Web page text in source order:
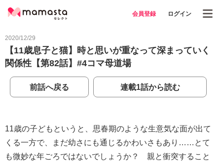
会員登録 ログイン
2020/12/29
【11歳息子と猫】時と思いが重なって深まっていく
関係性【第82話】#4コマ母道場
前話へ戻る 連載1話から読む
11歳の子どもというと、思春期のような生意気な面が出て
くる一方で、まだ幼さにも通じるかわいさもあり……とて
も微妙な年ごろではないでしょうか？ 親と衝突すること